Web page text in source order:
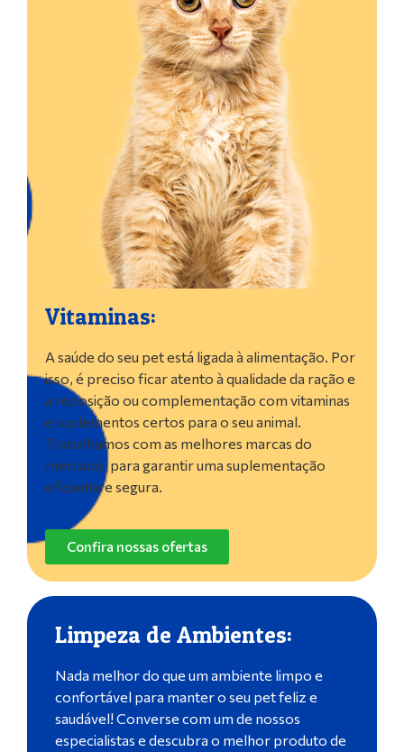
Vitaminas:
A saúde do seu pet está ligada à alimentação. Por
isso, é preciso ficar atento à qualidade da ração e
a reposição ou complementação com vitaminas
e suplementos certos para o seu animal.
Trabalhamos com as melhores marcas do
mercado, para garantir uma suplementação
eficiente e segura.
Confira nossas ofertas
Limpeza de Ambientes:
Nada melhor do que um ambiente limpo e
confortável para manter o seu pet feliz e
saudável! Converse com um de nossos
especialistas e descubra o melhor produto de